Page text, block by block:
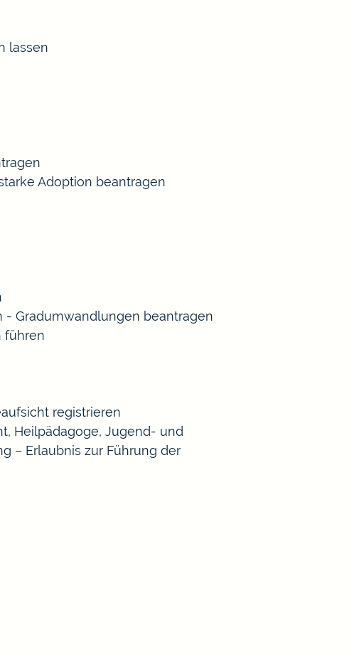
lassen
Adoption beantragen
- Gradumwandlungen beantragen
führen
registrieren
Heilpädagoge, Jugend- und
– Erlaubnis zur Führung der